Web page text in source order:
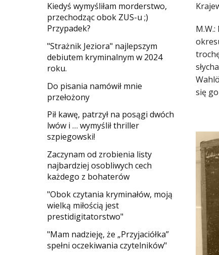
Kiedyś wymyśliłam morderstwo,
przechodząc obok ZUS-u ;)
Przypadek?
"Strażnik Jeziora" najlepszym
debiutem kryminalnym w 2024
roku.
Do pisania namówił mnie
przełożony
​Pił kawę, patrzył na posągi dwóch
lwów i … wymyślił thriller
szpiegowski!
Zaczynam od zrobienia listy
najbardziej osobliwych cech
każdego z bohaterów
"Obok czytania kryminałów, moją
wielką miłością jest
prestidigitatorstwo"
"Mam nadzieję, że „Przyjaciółka”
spełni oczekiwania czytelników"
się